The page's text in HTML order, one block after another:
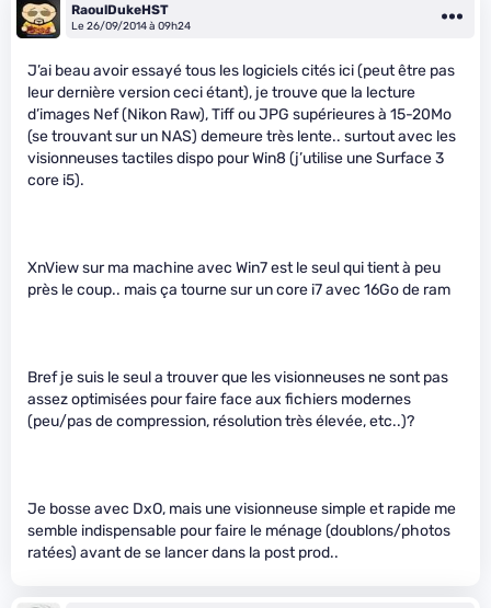
RaoulDukeHST
Le 26/09/2014 à 09h24
J’ai beau avoir essayé tous les logiciels cités ici (peut être pas
leur dernière version ceci étant), je trouve que la lecture
d’images Nef (Nikon Raw), Tiff ou JPG supérieures à 15-20Mo
(se trouvant sur un NAS) demeure très lente.. surtout avec les
visionneuses tactiles dispo pour Win8 (j’utilise une Surface 3
core i5).
XnView sur ma machine avec Win7 est le seul qui tient à peu
près le coup.. mais ça tourne sur un core i7 avec 16Go de ram
Bref je suis le seul a trouver que les visionneuses ne sont pas
assez optimisées pour faire face aux fichiers modernes
(peu/pas de compression, résolution très élevée, etc..)?
Je bosse avec DxO, mais une visionneuse simple et rapide me
semble indispensable pour faire le ménage (doublons/photos
ratées) avant de se lancer dans la post prod..